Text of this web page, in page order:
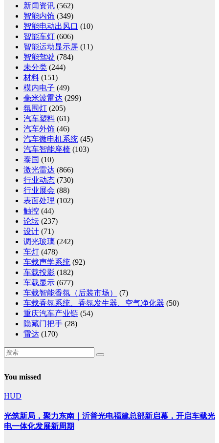
新闻资讯 (562)
智能内饰 (349)
智能电动出风口 (10)
智能车灯 (606)
智能运动显示屏 (11)
智能驾驶 (784)
未分类 (244)
材料 (151)
模内电子 (49)
毫米波雷达 (299)
氛围灯 (205)
汽车塑料 (61)
汽车外饰 (46)
汽车微电机系统 (45)
汽车智能座椅 (103)
泰国 (10)
激光雷达 (866)
行业动态 (730)
行业展会 (88)
表面处理 (102)
触控 (44)
论坛 (237)
设计 (71)
调光玻璃 (242)
车灯 (478)
车载声学系统 (92)
车载投影 (182)
车载显示 (677)
车载智能香氛（后装市场）
(7)
车载香氛系统、香氛发生器、空气净化器 (50)
重庆汽车产业链 (54)
隐藏门把手 (28)
雷达 (170)
You missed
HUD
光筑新局，聚力东南｜沂普光电福建总部新启幕，开启车载光
电一体化发展新周期